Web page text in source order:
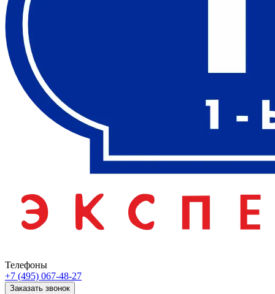
Телефоны
+7 (495) 067-48-27
Заказать звонок